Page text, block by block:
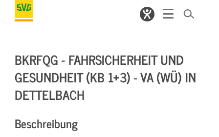
BKRFQG - FAHRSICHERHEIT UND
GESUNDHEIT (KB 1+3) - VA (WÜ) IN
DETTELBACH
Beschreibung